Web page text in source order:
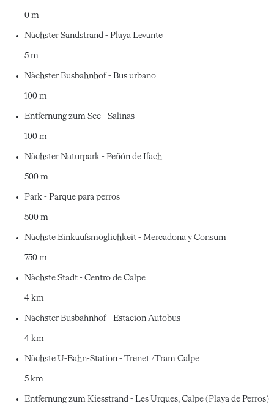
0 m
Nächster Sandstrand - Playa Levante
5 m
Nächster Busbahnhof - Bus urbano
100 m
Entfernung zum See - Salinas
100 m
Nächster Naturpark - Peñón de Ifach
500 m
Park - Parque para perros
500 m
Nächste Einkaufsmöglichkeit - Mercadona y Consum
750 m
Nächste Stadt - Centro de Calpe
4 km
Nächster Busbahnhof - Estacion Autobus
4 km
Nächste U-Bahn-Station - Trenet /Tram Calpe
5 km
Entfernung zum Kiesstrand - Les Urques, Calpe (Playa de Perros)